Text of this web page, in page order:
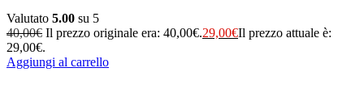
Valutato 5.00 su 5
40,00€ Il prezzo originale era: 40,00€.29,00€Il prezzo attuale è:
29,00€.
Aggiungi al carrello